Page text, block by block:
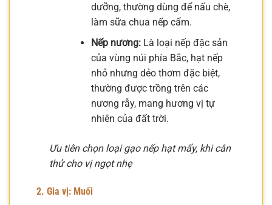
dưỡng, thường dùng để nấu chè,
làm sữa chua nếp cẩm.
Nếp nương:Là loại nếp đặc sản
của vùng núi phía Bắc, hạt nếp
nhỏ nhưng dẻo thơm đặc biệt,
thường được trồng trên các
nương rẫy, mang hương vị tự
nhiên của đất trời.
Ưu tiên chọn loại gạo nếp hạt mẩy, khi cắn
thử cho vị ngọt nhẹ
2. Gia vị: Muối